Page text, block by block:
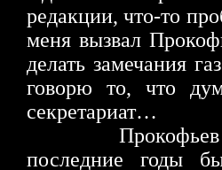
редакции, что-то
меня вызвал
делать замечания
говорю то, что
секретариат…
Прокофьев был
последние годы